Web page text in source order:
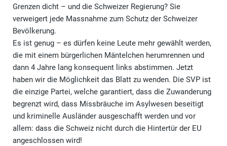
Grenzen dicht – und die Schweizer Regierung? Sie
verweigert jede Massnahme zum Schutz der Schweizer
Bevölkerung.
Es ist genug – es dürfen keine Leute mehr gewählt werden,
die mit einem bürgerlichen Mäntelchen herumrennen und
dann 4 Jahre lang konsequent links abstimmen. Jetzt
haben wir die Möglichkeit das Blatt zu wenden. Die SVP ist
die einzige Partei, welche garantiert, dass die Zuwanderung
begrenzt wird, dass Missbräuche im Asylwesen beseitigt
und kriminelle Ausländer ausgeschafft werden und vor
allem: dass die Schweiz nicht durch die Hintertür der EU
angeschlossen wird!